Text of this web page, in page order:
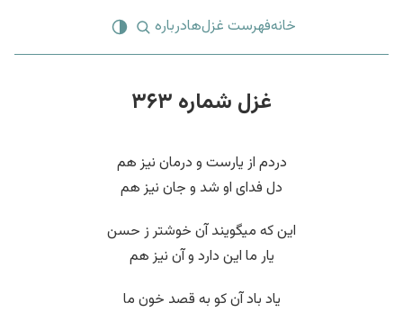
خانهفهرست غزل‌هادرباره
غزل شماره ۳۶۳
دردم از یارست و درمان نیز هم
دل فدای او شد و جان نیز هم
این که میگویند آن خوشتر ز حسن
یار ما این دارد و آن نیز هم
یاد باد آن کو به قصد خون ما